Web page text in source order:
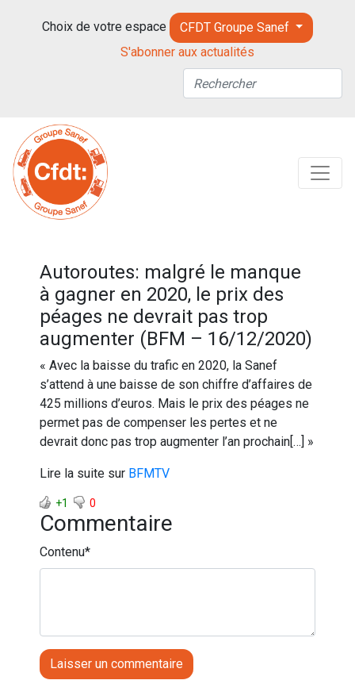
Choix de votre espace
CFDT Groupe Sanef
S'abonner aux actualités
Autoroutes: malgré le manque
à gagner en 2020, le prix des
péages ne devrait pas trop
augmenter (BFM – 16/12/2020)
« Avec la baisse du trafic en 2020, la Sanef
s’attend à une baisse de son chiffre d’affaires de
425 millions d’euros. Mais le prix des péages ne
permet pas de compenser les pertes et ne
devrait donc pas trop augmenter l’an prochain[…] »
Lire la suite sur BFMTV
+1 0
Commentaire
Contenu*